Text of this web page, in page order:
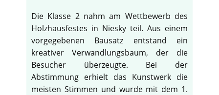
Die Klasse 2 nahm am Wettbewerb des
Holzhausfestes in Niesky teil. Aus einem
vorgegebenen Bausatz entstand ein
kreativer Verwandlungsbaum, der die
Besucher überzeugte. Bei der
Abstimmung erhielt das Kunstwerk die
meisten Stimmen und wurde mit dem 1.